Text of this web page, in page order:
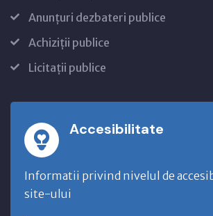
Anunțuri dezbateri publice
Achiziții publice
Licitații publice
Accesibilitate
Informatii privind nivelul de
site-ului